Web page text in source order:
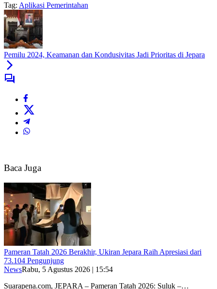
Tag: Aplikasi Pemerintahan
Pemilu 2024, Keamanan dan Kondusivitas Jadi Prioritas di Jepara
Baca Juga
Pameran Tatah 2026 Berakhir, Ukiran Jepara Raih Apresiasi dari
73.104 Pengunjung
NewsRabu, 5 Agustus 2026 | 15:54
Suarapena.com, JEPARA – Pameran Tatah 2026: Suluk –…